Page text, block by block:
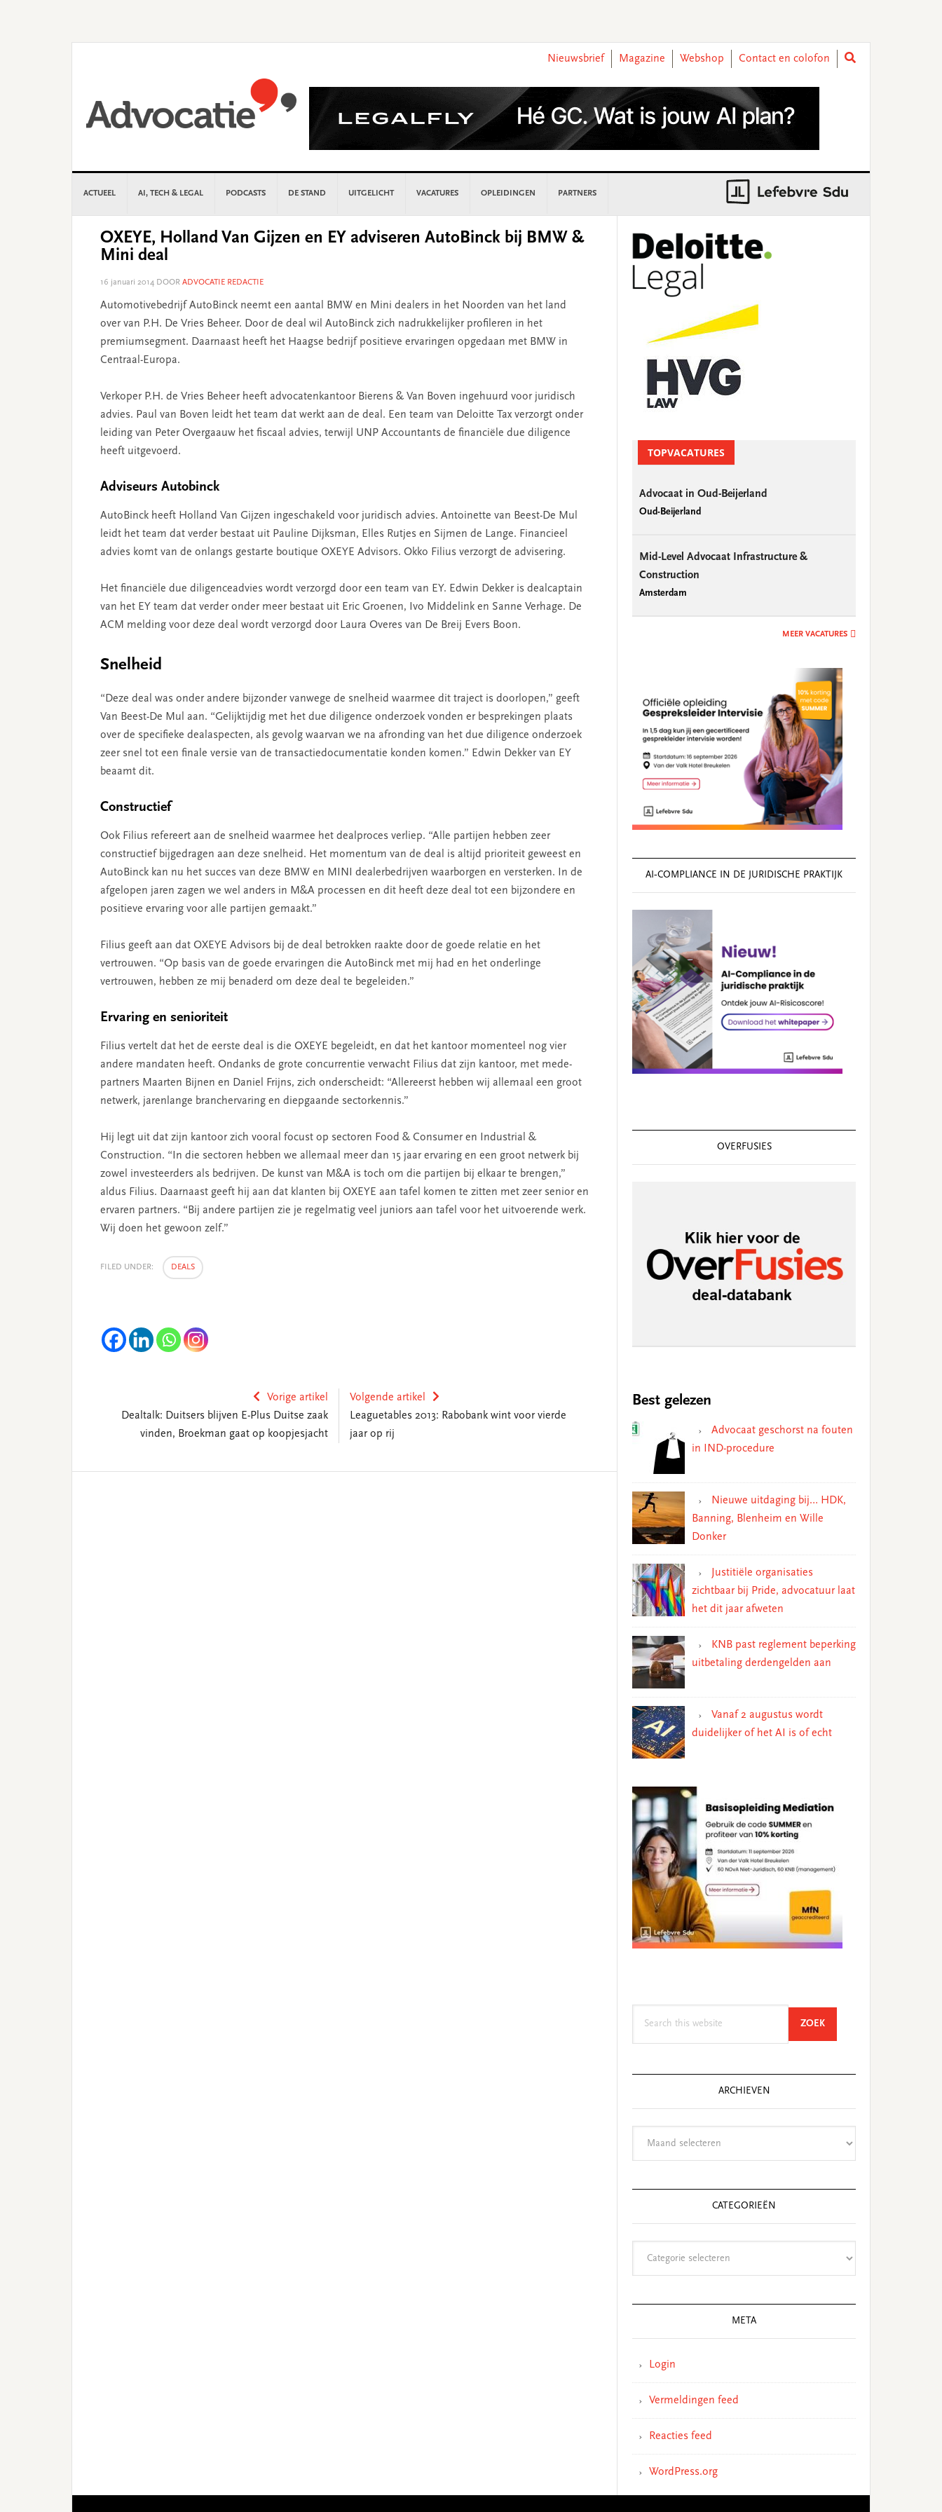
Nieuwsbrief
Magazine Webshop Contact en colofon
ACTUEEL AI, TECH & LEGAL PODCASTS DE STAND UITGELICHT VACATURES OPLEIDINGEN PARTNERS
OXEYE, Holland Van Gijzen en EY adviseren AutoBinck bij BMW &
Mini deal
16 januari 2014 DOOR ADVOCATIE REDACTIE
Automotivebedrijf AutoBinck neemt een aantal BMW en Mini dealers in het Noorden van het land
over van P.H. De Vries Beheer. Door de deal wil AutoBinck zich nadrukkelijker profileren in het
premiumsegment. Daarnaast heeft het Haagse bedrijf positieve ervaringen opgedaan met BMW in
Centraal-Europa.
Verkoper P.H. de Vries Beheer heeft advocatenkantoor Bierens & Van Boven ingehuurd voor juridisch
advies. Paul van Boven leidt het team dat werkt aan de deal. Een team van Deloitte Tax verzorgt onder
leiding van Peter Overgaauw het fiscaal advies, terwijl UNP Accountants de financiële due diligence
heeft uitgevoerd.
Adviseurs Autobinck
AutoBinck heeft Holland Van Gijzen ingeschakeld voor juridisch advies. Antoinette van Beest-De Mul
leidt het team dat verder bestaat uit Pauline Dijksman, Elles Rutjes en Sijmen de Lange. Financieel
advies komt van de onlangs gestarte boutique OXEYE Advisors. Okko Filius verzorgt de advisering.
Het financiële due diligenceadvies wordt verzorgd door een team van EY. Edwin Dekker is dealcaptain
van het EY team dat verder onder meer bestaat uit Eric Groenen, Ivo Middelink en Sanne Verhage. De
ACM melding voor deze deal wordt verzorgd door Laura Overes van De Breij Evers Boon.
Snelheid
“Deze deal was onder andere bijzonder vanwege de snelheid waarmee dit traject is doorlopen,” geeft
Van Beest-De Mul aan. “Gelijktijdig met het due diligence onderzoek vonden er besprekingen plaats
over de specifieke dealaspecten, als gevolg waarvan we na afronding van het due diligence onderzoek
zeer snel tot een finale versie van de transactiedocumentatie konden komen.” Edwin Dekker van EY
beaamt dit.
Constructief
Ook Filius refereert aan de snelheid waarmee het dealproces verliep. “Alle partijen hebben zeer
constructief bijgedragen aan deze snelheid. Het momentum van de deal is altijd prioriteit geweest en
AutoBinck kan nu het succes van deze BMW en MINI dealerbedrijven waarborgen en versterken. In de
afgelopen jaren zagen we wel anders in M&A processen en dit heeft deze deal tot een bijzondere en
positieve ervaring voor alle partijen gemaakt.”
Filius geeft aan dat OXEYE Advisors bij de deal betrokken raakte door de goede relatie en het
vertrouwen. “Op basis van de goede ervaringen die AutoBinck met mij had en het onderlinge
vertrouwen, hebben ze mij benaderd om deze deal te begeleiden.”
Ervaring en senioriteit
Filius vertelt dat het de eerste deal is die OXEYE begeleidt, en dat het kantoor momenteel nog vier
andere mandaten heeft. Ondanks de grote concurrentie verwacht Filius dat zijn kantoor, met mede-
partners Maarten Bijnen en Daniel Frijns, zich onderscheidt: “Allereerst hebben wij allemaal een groot
netwerk, jarenlange branchervaring en diepgaande sectorkennis.”
Hij legt uit dat zijn kantoor zich vooral focust op sectoren Food & Consumer en Industrial &
Construction. “In die sectoren hebben we allemaal meer dan 15 jaar ervaring en een groot netwerk bij
zowel investeerders als bedrijven. De kunst van M&A is toch om die partijen bij elkaar te brengen,”
aldus Filius. Daarnaast geeft hij aan dat klanten bij OXEYE aan tafel komen te zitten met zeer senior en
ervaren partners. “Bij andere partijen zie je regelmatig veel juniors aan tafel voor het uitvoerende werk.
Wij doen het gewoon zelf.”
FILED UNDER: DEALS
Vorige artikel
Dealtalk: Duitsers blijven E-Plus Duitse zaak
vinden, Broekman gaat op koopjesjacht
Volgende artikel
Leaguetables 2013: Rabobank wint voor vierde
jaar op rij
Sidebar
TOPVACATURES
Advocaat in Oud-Beijerland
Oud-Beijerland
Mid-Level Advocaat Infrastructure &
Construction
Amsterdam
MEER VACATURES
AI‑COMPLIANCE IN DE JURIDISCHE PRAKTIJK
OVERFUSIES
Best gelezen
Advocaat geschorst na fouten
in IND-procedure
Nieuwe uitdaging bij… HDK,
Banning, Blenheim en Wille
Donker
Justitiële organisaties
zichtbaar bij Pride, advocatuur laat
het dit jaar afweten
KNB past reglement beperking
uitbetaling derdengelden aan
Vanaf 2 augustus wordt
duidelijker of het AI is of echt
ZOEKSEARCH
ARCHIEVEN
CATEGORIEËN
META
Login
Vermeldingen feed
Reacties feed
WordPress.org